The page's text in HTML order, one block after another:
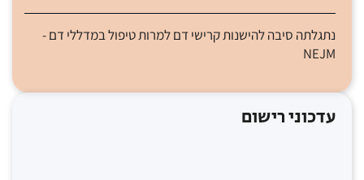
נתגלתה סיבה להישנות קרישי דם למרות טיפול במדללי דם -
NEJM
עדכוני רישום